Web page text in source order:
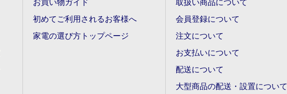
お買い物ガイド
初めてご利用されるお客様へ
家電の選び方トップページ
取扱い商品について
会員登録について
注文について
お支払いについて
配送について
大型商品の配送・設置について